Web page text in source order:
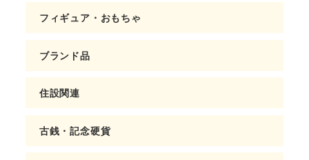
フィギュア・おもちゃ
ブランド品
住設関連
古銭・記念硬貨